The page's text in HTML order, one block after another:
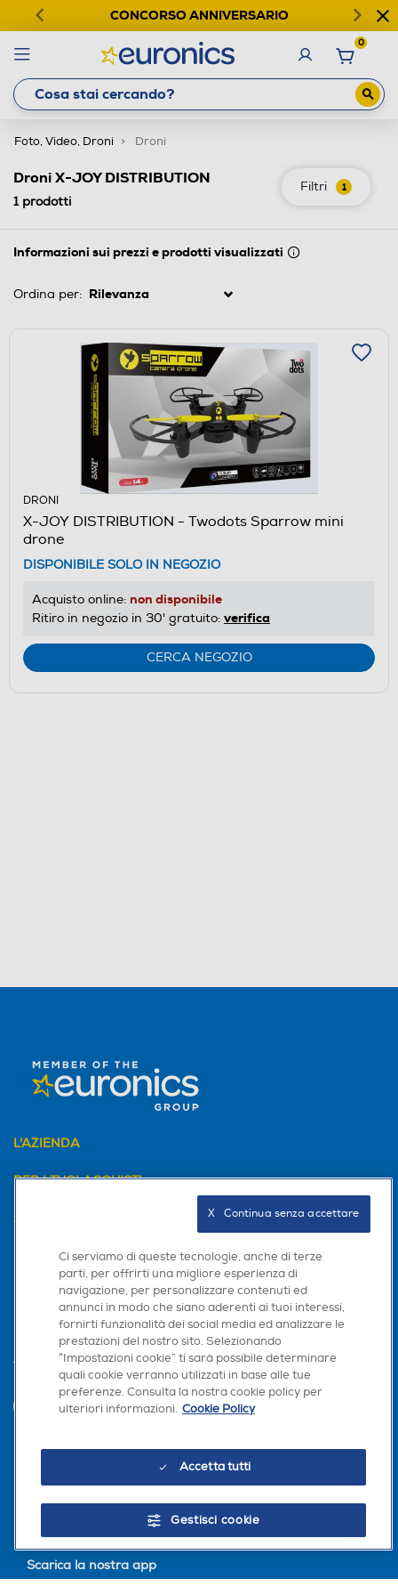
CONCORSO ANNIVERSARIO
0
Foto, Video, Droni Droni
Filtri 1
Droni X-JOY DISTRIBUTION
1prodotti
Informazioni sui prezzi e prodotti visualizzati
Ordina per:
DRONI
X-JOY DISTRIBUTION - Twodots Sparrow mini
drone
DISPONIBILE SOLO IN NEGOZIO
Acquisto online: non disponibile
Ritiro in negozio in 30' gratuito: verifica
CERCA NEGOZIO
L'AZIENDA
PER I TUOI ACQUISTI
AREA CLIENTI
PRIVACY
Trova negozio
Scarica la nostra app
Ci serviamo di queste tecnologie, anche di terze
parti, per offrirti una migliore esperienza di
navigazione, per personalizzare contenuti ed
annunci in modo che siano aderenti ai tuoi interessi,
fornirti funzionalità dei social media ed analizzare le
prestazioni del nostro sito. Selezionando
“Impostazioni cookie” ti sarà possibile determinare
quali cookie verranno utilizzati in base alle tue
preferenze. Consulta la nostra cookie policy per
ulteriori informazioni. Cookie Policy
Accetta tutti
Gestisci cookie
X   Continua senza accettare